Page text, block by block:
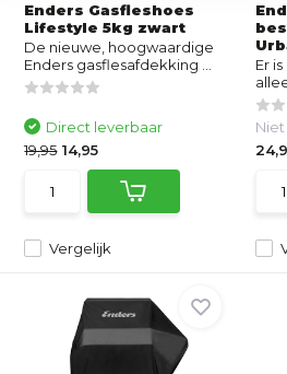
Enders Gasfleshoes
Lifestyle 5kg zwart
De nieuwe, hoogwaardige
Enders gasflesafdekking ...
Vergelijk
Direct leverbaar
19,95 14,95
Er